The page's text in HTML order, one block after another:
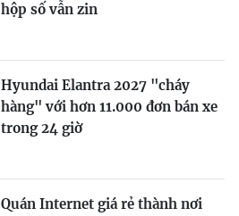
hộp số vẫn zin
Hyundai Elantra 2027 "cháy
hàng" với hơn 11.000 đơn bán xe
trong 24 giờ
Quán Internet giá rẻ thành nơi